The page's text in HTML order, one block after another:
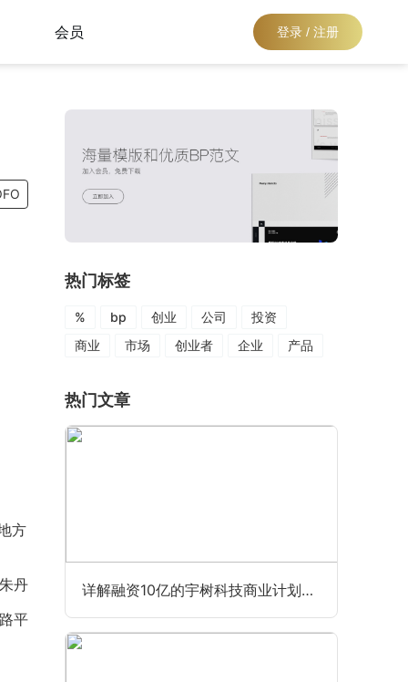
会员 登录 / 注册
方
丹
平
热门标签
% bp 创业 公司
投资
商业
市场 创业者 企业 产品
热门文章
详解融资10亿的宇树科技商业计划书（最全最新版）